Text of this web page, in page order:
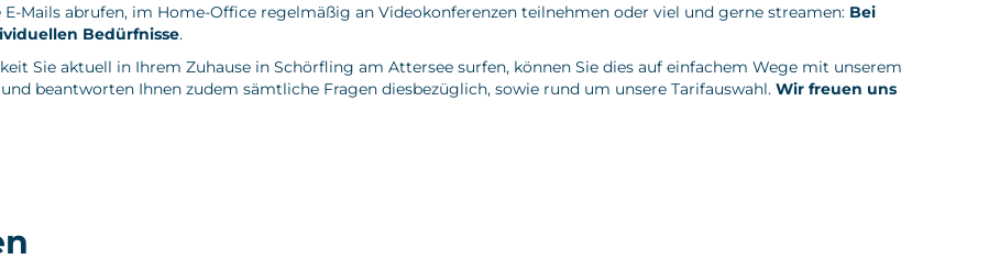
Mails abrufen, im Home-Office regelmäßig an Videokonferenzen teilnehmen oder viel und gerne streamen: Bei
Bedürfnisse.
Sie aktuell in Ihrem Zuhause in Schörfling am Attersee surfen, können Sie dies auf einfachem Wege mit unserem
beantworten Ihnen zudem sämtliche Fragen diesbezüglich, sowie rund um unsere Tarifauswahl. Wir freuen uns